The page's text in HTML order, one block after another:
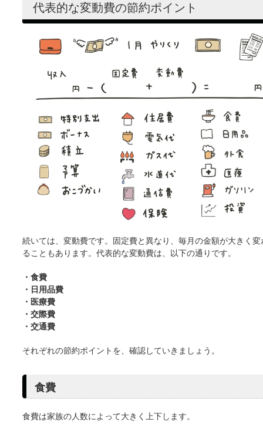
代表的な変動費の節約ポイント
続いては、変動費です。固定費と異なり、毎月の金額が大きく変
ることもあります。代表的な変動費は、以下の通りです。
・食費
・日用品費
・医療費
・交際費
・交通費
それぞれの節約ポイントを、確認していきましょう。
食費
食費は家族の人数によって大きく上下します。